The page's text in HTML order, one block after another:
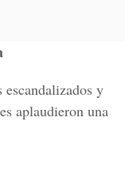
y
aplaudieron una